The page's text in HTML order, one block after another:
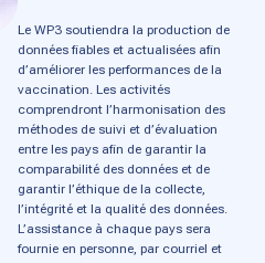
Le WP3 soutiendra la production de
données fiables et actualisées afin
d’améliorer les performances de la
vaccination. Les activités
comprendront l’harmonisation des
méthodes de suivi et d’évaluation
entre les pays afin de garantir la
comparabilité des données et de
garantir l’éthique de la collecte,
l’intégrité et la qualité des données.
L’assistance à chaque pays sera
fournie en personne, par courriel et